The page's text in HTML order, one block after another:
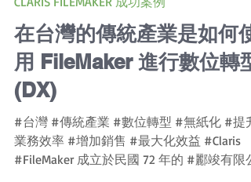
CLARIS FILEMAKER 成功案例
在台灣的傳統產業是如何使
用 FileMaker 進行數位轉型
(DX)
#台灣 #傳統產業 #數位轉型 #無紙化 #提升